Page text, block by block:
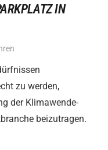
IN
zu werden,
der Klimawende-
beizutragen.